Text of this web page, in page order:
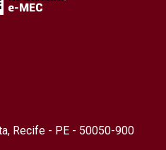
Recife - PE - 50050-900